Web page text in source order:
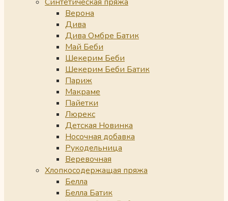
Верона
Дива
Дива Омбре Батик
Май Беби
Шекерим Беби
Шекерим Беби Батик
Париж
Макраме
Пайетки
Люрекс
Детская Новинка
Носочная добавка
Рукодельница
Веревочная
Хлопкосодержащая пряжа
Белла
Белла Батик